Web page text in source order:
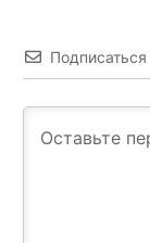
Подписаться